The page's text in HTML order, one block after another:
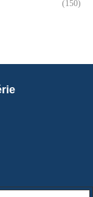
(150)